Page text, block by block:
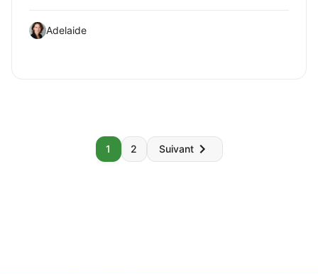
Adelaide
Pagination
des
1 2 Suivant